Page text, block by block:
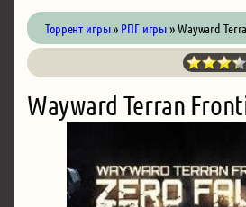
Торрент игры» РПГ игры» Wayward
Wayward Terran